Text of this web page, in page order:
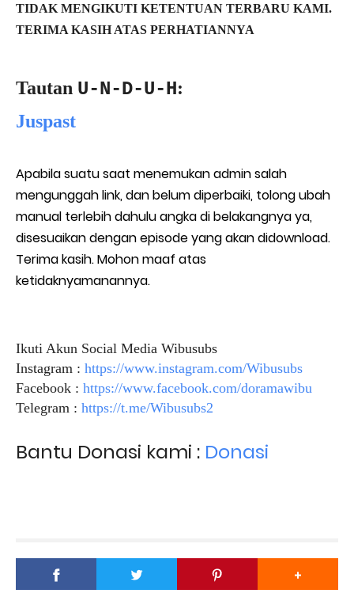
TIDAK MENGIKUTI KETENTUAN TERBARU KAMI.
TERIMA KASIH ATAS PERHATIANNYA
Tautan U-N-D-U-H:
Juspast
Apabila suatu saat menemukan admin salah
mengunggah link, dan belum diperbaiki, tolong ubah
manual terlebih dahulu angka di belakangnya ya,
disesuaikan dengan episode yang akan didownload.
Terima kasih. Mohon maaf atas
ketidaknyamanannya.
Ikuti Akun Social Media Wibusubs
Instagram : https://www.instagram.com/Wibusubs
Facebook : https://www.facebook.com/doramawibu
Telegram : https://t.me/Wibusubs2
Bantu Donasi kami : Donasi